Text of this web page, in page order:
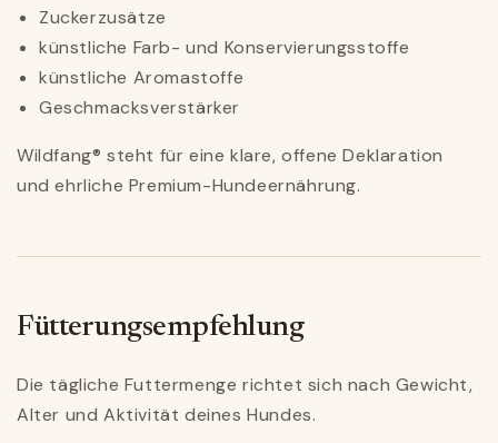
Zuckerzusätze
künstliche Farb- und Konservierungsstoffe
künstliche Aromastoffe
Geschmacksverstärker
Wildfang® steht für eine klare, offene Deklaration
und ehrliche Premium-Hundeernährung.
Fütterungsempfehlung
Die tägliche Futtermenge richtet sich nach Gewicht,
Alter und Aktivität deines Hundes.